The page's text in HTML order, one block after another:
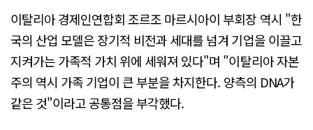
이탈리아 경제인연합회 조르조 마르시아이 부회장 역시 "한
국의 산업 모델은 장기적 비전과 세대를 넘겨 기업을 이끌고
지켜가는 가족적 가치 위에 세워져 있다"며 "이탈리아 자본
주의 역시 가족 기업이 큰 부분을 차지한다. 양측의 DNA가
같은 것"이라고 공통점을 부각했다.